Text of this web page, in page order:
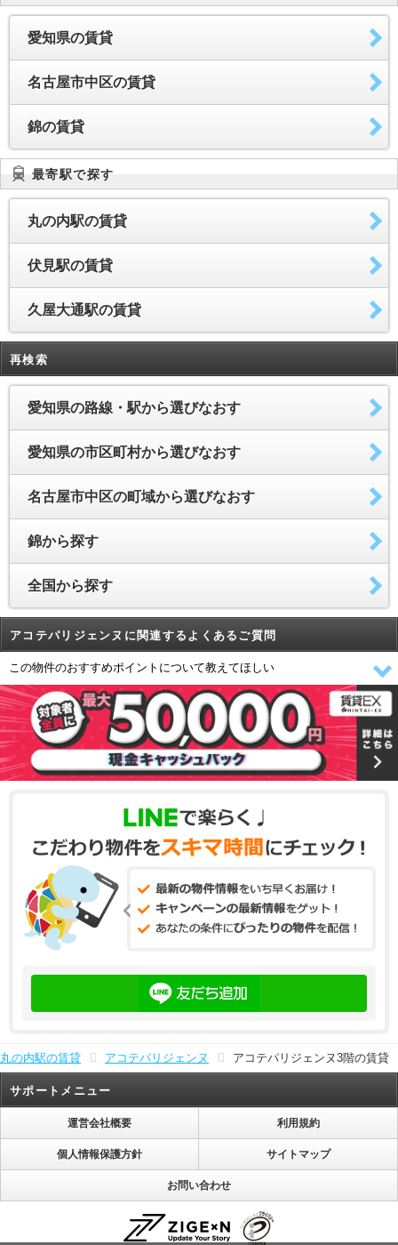
愛知県の賃貸
名古屋市中区の賃貸
錦の賃貸
最寄駅で探す
丸の内駅の賃貸
伏見駅の賃貸
久屋大通駅の賃貸
再検索
愛知県の路線・駅から選びなおす
愛知県の市区町村から選びなおす
名古屋市中区の町域から選びなおす
錦から探す
全国から探す
アコテパリジェンヌに関連するよくあるご質問
この物件のおすすめポイントについて教えてほしい
丸の内駅の賃貸 アコテパリジェンヌ アコテパリジェンヌ3階の賃貸
サポートメニュー
運営会社概要 利用規約
個人情報保護方針 サイトマップ
お問い合わせ